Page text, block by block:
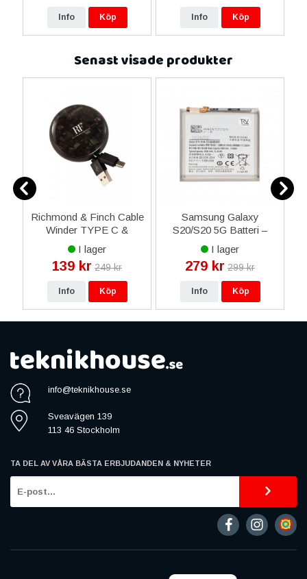
Info Köp Info Köp
Senast visade produkter
Richmond & Finch Cable
Winder TYPE C &
MICRO-USB -
Kamouflage
I lager
139 kr 249 kr
Info Köp
Samsung Galaxy
S20/S20 5G Batteri –
4000mAh
I lager
279 kr 299 kr
Info Köp
info@teknikhouse.se
Sveavägen 139
113 46 Stockholm
TA DEL AV VÅRA BÄSTA ERBJUDANDEN & NYHETER